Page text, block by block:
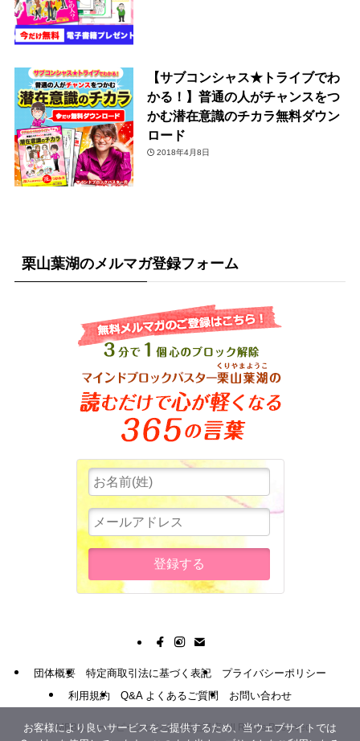
【サブコンシャス★トライブでわ
かる！】普通の人がチャンスをつ
かむ潜在意識のチカラ無料ダウン
ロード
2018年4月8日
栗山葉湖のメルマガ登録フォーム
団体概要 特定商取引法に基づく表記
プライバシーポリシー
利用規約
Q&A よくあるご質問 お問い合わせ
©MBBスリー・ピースビジネス通信講座 All Rights Reserved.
お客様により良いサービスをご提供するため、当ウェブサイトでは